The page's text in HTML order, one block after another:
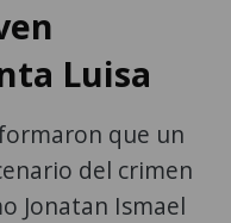
Luisa
que un
del crimen
Jonatan Ismael